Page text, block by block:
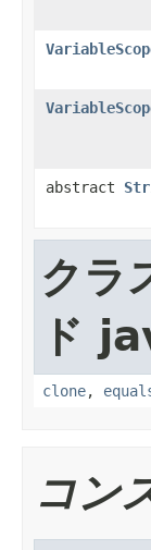
abstract
クラ
ド
clone,
コン